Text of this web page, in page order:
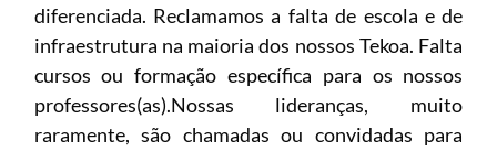
diferenciada. Reclamamos a falta de escola e de
infraestrutura na maioria dos nossos Tekoa. Falta
cursos ou formação específica para os nossos
professores(as).Nossas lideranças, muito
raramente, são chamadas ou convidadas para